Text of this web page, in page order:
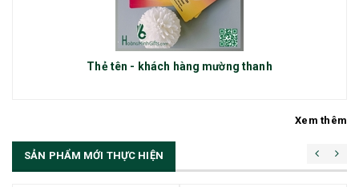
Thẻ tên - khách hàng mường thanh
Xem thêm
SẢN PHẨM MỚI THỰC HIỆN